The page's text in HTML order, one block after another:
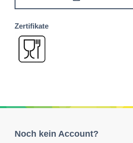
Zertifikate
Noch kein Account?